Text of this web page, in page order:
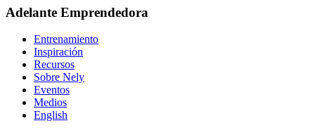
Adelante Emprendedora
Entrenamiento
Inspiración
Recursos
Sobre Nely
Eventos
Medios
English